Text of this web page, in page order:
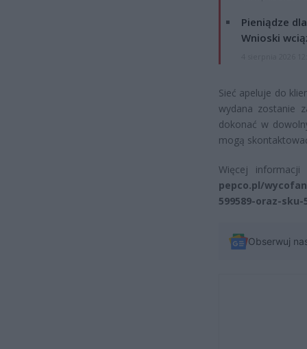
Pieniądze
Wnioski
Sieć apeluje do
wydana zostanie
dokonać w
mogą
Więcej
pepco.pl/
599589-oraz-sku-
Obserwuj